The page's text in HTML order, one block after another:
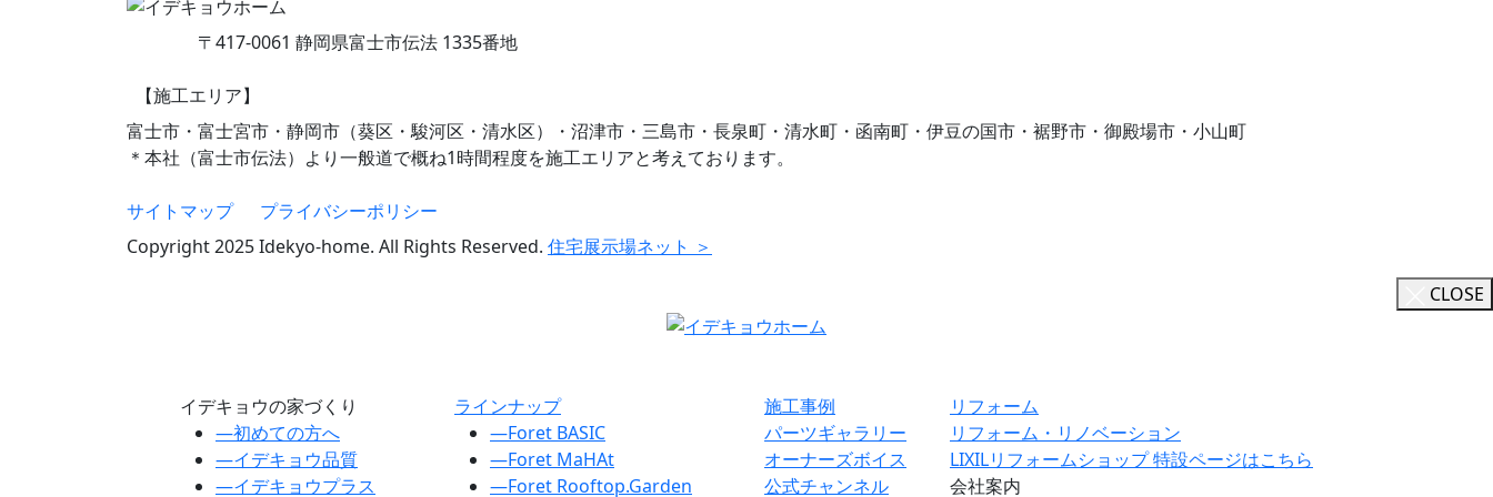
〒417-0061 静岡県富士市伝法 1335番地
【施工エリア】
富士市・富士宮市・静岡市（葵区・駿河区・清水区）・沼津市・三島市・長泉町・清水町・函南町・伊豆の国市・裾野市・御殿場市・小山町
＊本社（富士市伝法）より一般道で概ね1時間程度を施工エリアと考えております。
サイトマップ
プライバシーポリシー
Copyright 2025 Idekyo-home. All Rights Reserved. 住宅展示場ネット ＞
CLOSE
イデキョウの家づくり
―初めての方へ
―イデキョウ品質
―イデキョウプラス
ラインナップ
―Foret BASIC
―Foret MaHAt
―Foret Rooftop.Garden
施工事例
パーツギャラリー
オーナーズボイス
公式チャンネル
リフォーム
リフォーム・リノベーション
LIXILリフォームショップ 特設ページはこちら
会社案内